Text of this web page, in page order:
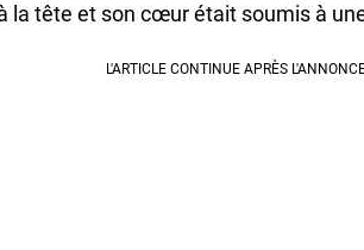
la tête et son cœur était soumis à